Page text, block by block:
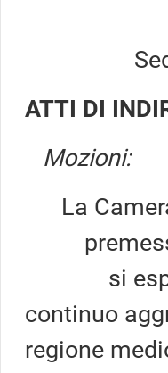
ATTI DI
Mozioni:
La
si
continuo
regione